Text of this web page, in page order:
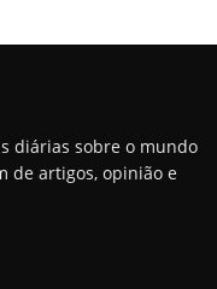
diárias sobre o mundo
de artigos, opinião e